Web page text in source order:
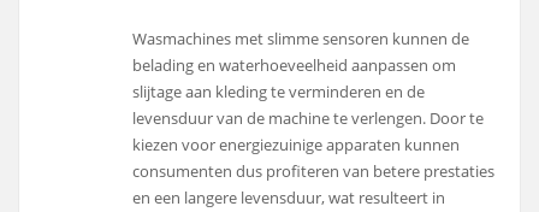
Wasmachines met slimme sensoren kunnen de
belading en waterhoeveelheid aanpassen om
slijtage aan kleding te verminderen en de
levensduur van de machine te verlengen. Door te
kiezen voor energiezuinige apparaten kunnen
consumenten dus profiteren van betere prestaties
en een langere levensduur, wat resulteert in